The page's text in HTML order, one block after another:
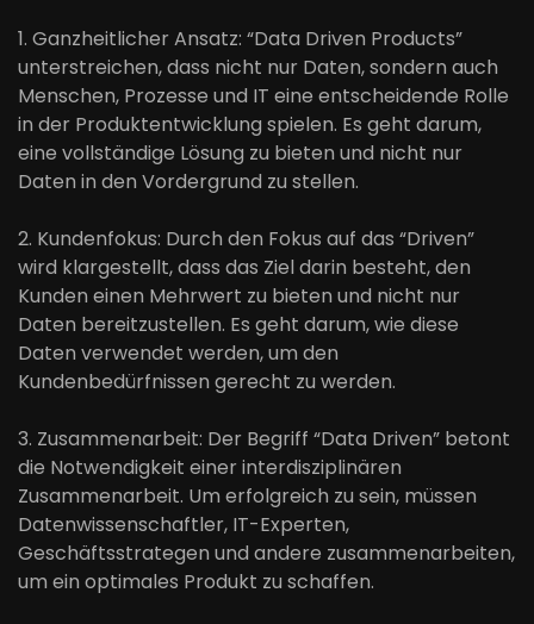
1. Ganzheitlicher Ansatz: “Data Driven Products”
unterstreichen, dass nicht nur Daten, sondern auch
Menschen, Prozesse und IT eine entscheidende Rolle
in der Produktentwicklung spielen. Es geht darum,
eine vollständige Lösung zu bieten und nicht nur
Daten in den Vordergrund zu stellen.
2. Kundenfokus: Durch den Fokus auf das “Driven”
wird klargestellt, dass das Ziel darin besteht, den
Kunden einen Mehrwert zu bieten und nicht nur
Daten bereitzustellen. Es geht darum, wie diese
Daten verwendet werden, um den
Kundenbedürfnissen gerecht zu werden.
3. Zusammenarbeit: Der Begriff “Data Driven” betont
die Notwendigkeit einer interdisziplinären
Zusammenarbeit. Um erfolgreich zu sein, müssen
Datenwissenschaftler, IT-Experten,
Geschäftsstrategen und andere zusammenarbeiten,
um ein optimales Produkt zu schaffen.